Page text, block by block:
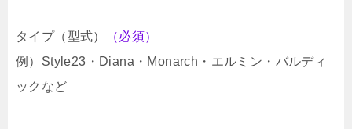
タイプ（型式）
（必須）
例）Style23・Diana・Monarch・エルミン・バルディ
ックなど